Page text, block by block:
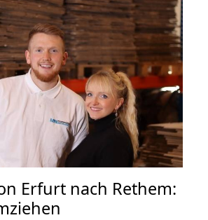
Erfurt nach Rethem: